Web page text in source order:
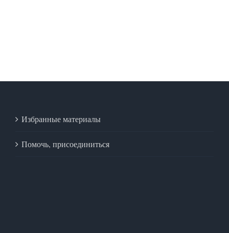
Избранные материалы
Помочь, присоединиться